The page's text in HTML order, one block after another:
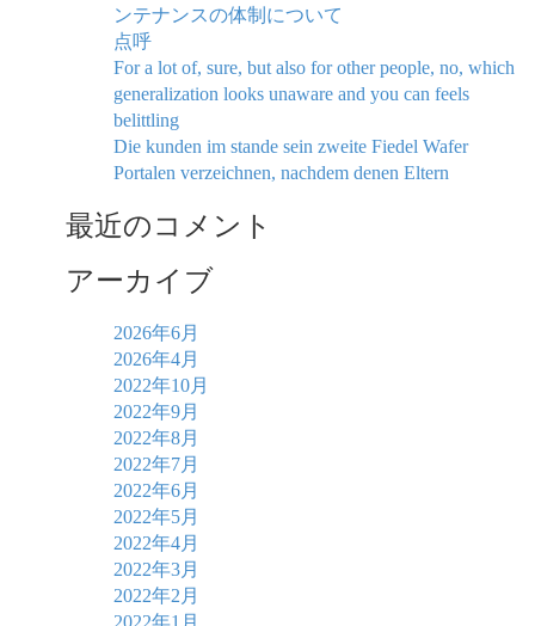
ンテナンスの体制について
点呼
For a lot of, sure, but also for other people, no, which
generalization looks unaware and you can feels
belittling
Die kunden im stande sein zweite Fiedel Wafer
Portalen verzeichnen, nachdem denen Eltern
最近のコメント
アーカイブ
2026年6月
2026年4月
2022年10月
2022年9月
2022年8月
2022年7月
2022年6月
2022年5月
2022年4月
2022年3月
2022年2月
2022年1月